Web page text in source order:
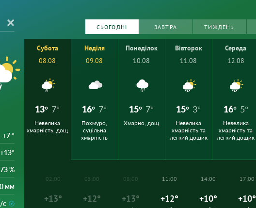
+7 °
73 %
мм
с
СЬОГОДНІ ЗАВТРА ТИЖДЕНЬ
Субота
08.08
13° 7°
Невелика
хмарність, дощ
Неділя
09.08
16° 7°
Похмуро,
суцільна
хмарність
Понеділок
10.08
15° 7°
Хмарно, дощ
Вівторок
11.08
15° 3°
Невелика
хмарність та
легкий дощик
Середа
12.08
16° 5°
Невелика
хмарність та
легкий дощик
02:00
+13°
05:00
+12°
08:00
+13°
11:00
+12°
14:00
+10°
17:00
+10°